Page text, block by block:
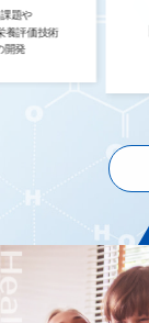
題や
養評価技術
開発